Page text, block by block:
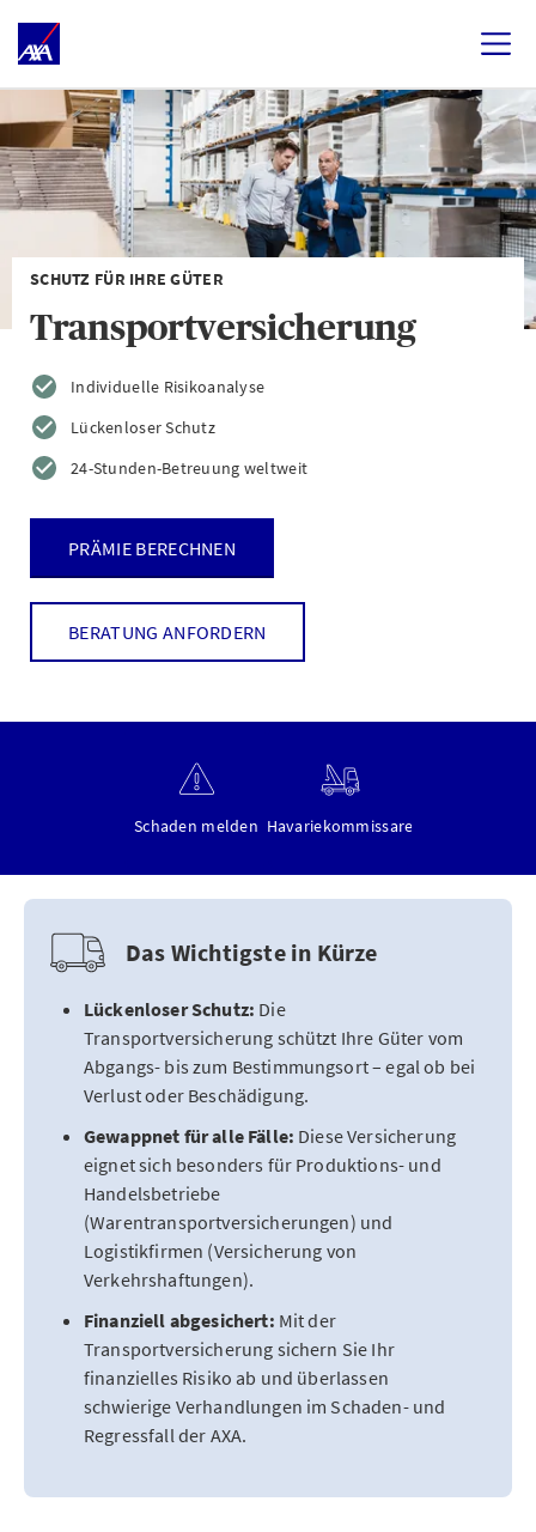
SCHUTZ FÜR IHRE GÜTER
Transportversicherung
Individuelle Risikoanalyse
Lückenloser Schutz
24-Stunden-Betreuung weltweit
PRÄMIE BERECHNEN
BERATUNG ANFORDERN
Schaden melden Havariekommissare
Das Wichtigste in Kürze
Lückenloser Schutz: Die
Transportversicherung schützt Ihre Güter vom
Abgangs- bis zum Bestimmungsort – egal ob bei
Verlust oder Beschädigung.
Gewappnet für alle Fälle: Diese Versicherung
eignet sich besonders für Produktions- und
Handelsbetriebe
(Warentransportversicherungen) und
Logistikfirmen (Versicherung von
Verkehrshaftungen).
Finanziell abgesichert: Mit der
Transportversicherung sichern Sie Ihr
finanzielles Risiko ab und überlassen
schwierige Verhandlungen im Schaden- und
Regressfall der AXA.